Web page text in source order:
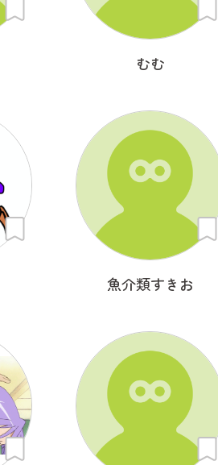
むむ
魚介類すきお